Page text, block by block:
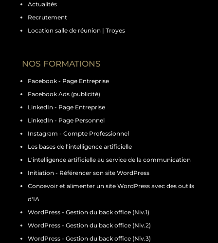
Actualités
Recrutement
Location salle de réunion | Troyes
NOS FORMATIONS
Facebook - Page Entreprise
Facebook Ads (publicité)
LinkedIn - Page Entreprise
LinkedIn - Page Personnel
Instagram - Compte Professionnel
Les bases de l'intelligence artificielle
L'intelligence artificielle au service de la communication
Initiation - Référencer son site WordPress
Concevoir et alimenter un site WordPress avec des outils
d'IA
WordPress - Gestion du back office (Niv.1)
WordPress - Gestion du back office (Niv.2)
WordPress - Gestion du back office (Niv.3)